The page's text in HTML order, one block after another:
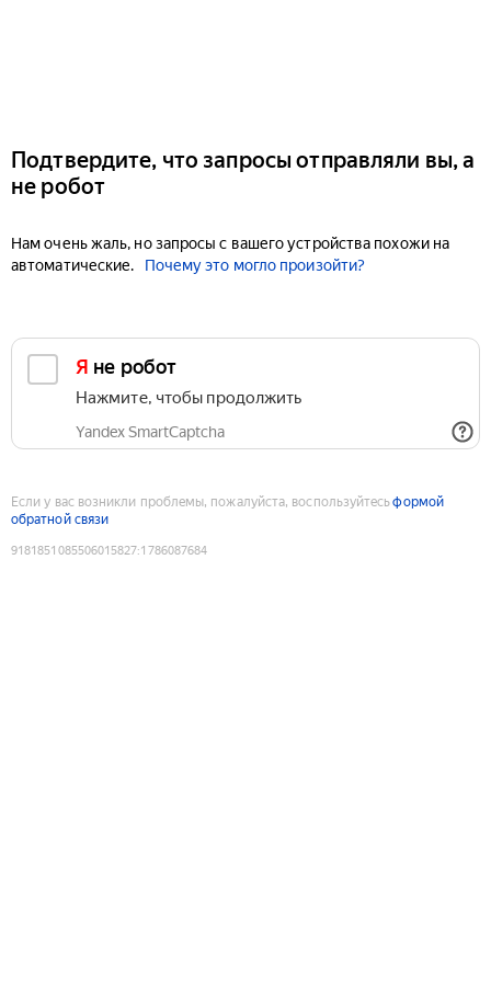
Подтвердите, что запросы отправляли вы, а
не робот
Нам очень жаль, но запросы с вашего устройства похожи на
автоматические.
Почему это могло произойти?
Я не робот
Нажмите, чтобы продолжить
Yandex SmartCaptcha
Если у вас возникли проблемы, пожалуйста, воспользуйтесьформой
обратной связи
9181851085506015827:1786087684